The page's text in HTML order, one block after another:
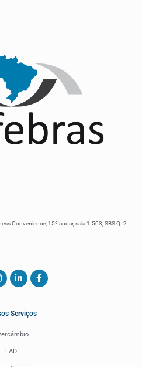
Convenience, 15º andar, sala 1.503, SBS Q. 2
Serviços
EAD